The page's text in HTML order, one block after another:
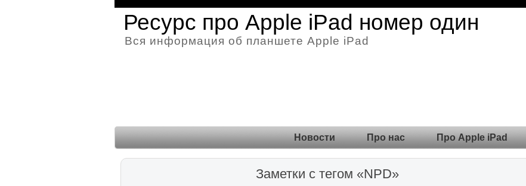
Ресурс про Apple iPad номер один
Вся информация об планшете Apple iPad
Новости Про нас Про Apple iPad
Заметки с тегом «NPD»